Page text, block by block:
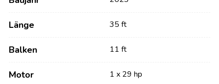
Länge 35 ft
Balken 11 ft
Motor 1 x 29 hp